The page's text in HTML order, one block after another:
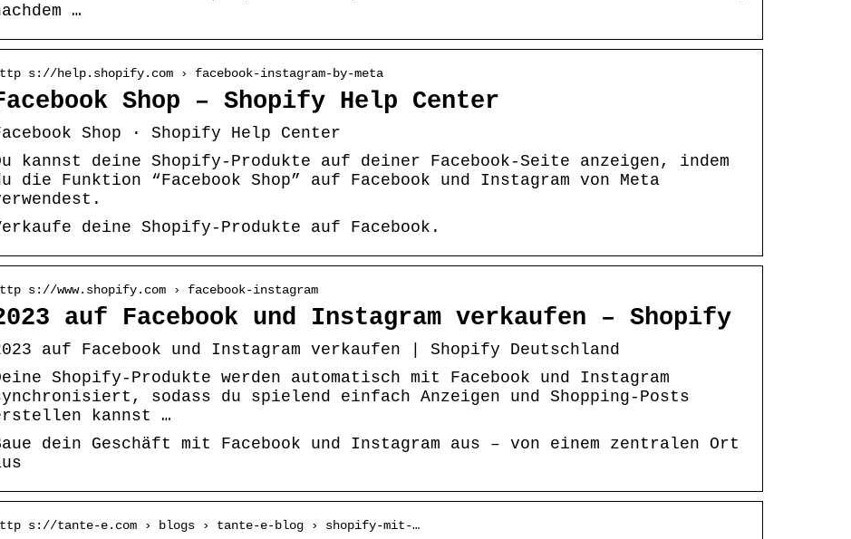
…
s://help.shopify.com › facebook-instagram-by-meta
Shop – Shopify Help Center
Shop · Shopify Help Center
kannst deine Shopify-Produkte auf deiner Facebook-Seite anzeigen, indem
die Funktion “Facebook Shop” auf Facebook und Instagram von Meta
deine Shopify-Produkte auf Facebook.
s://www.shopify.com › facebook-instagram
auf Facebook und Instagram verkaufen – Shopify
auf Facebook und Instagram verkaufen | Shopify Deutschland
Shopify-Produkte werden automatisch mit Facebook und Instagram
sodass du spielend einfach Anzeigen und Shopping-Posts
kannst …
dein Geschäft mit Facebook und Instagram aus – von einem zentralen Ort
s://tante-e.com › blogs › tante-e-blog › shopify-mit-…